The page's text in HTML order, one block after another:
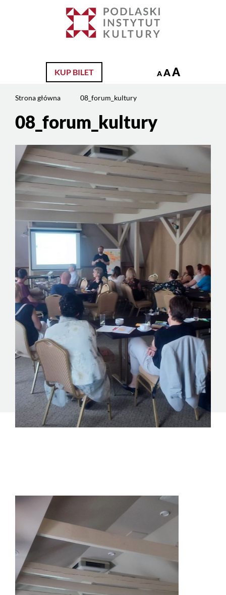
KUP BILET A AA
Strona główna 08_forum_kultury
Treść
strony08_forum_kultury